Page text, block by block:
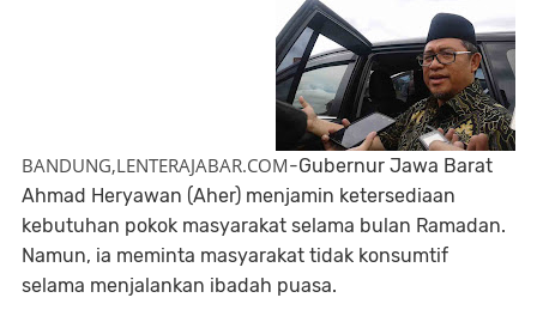
BANDUNG,LENTERAJABAR.COM-Gubernur Jawa Barat
Ahmad Heryawan (Aher) menjamin ketersediaan
kebutuhan pokok masyarakat selama bulan Ramadan.
Namun, ia meminta masyarakat tidak konsumtif
selama menjalankan ibadah puasa.